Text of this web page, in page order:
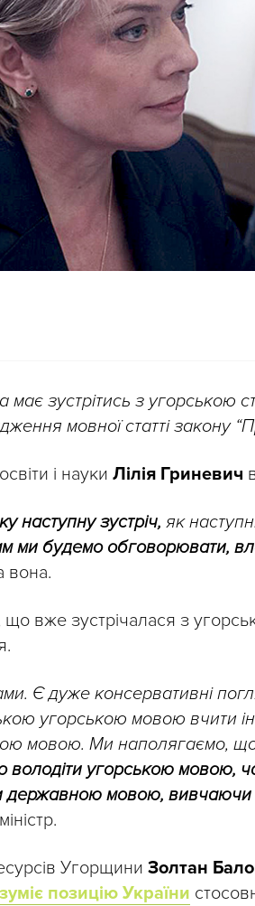
зустрітись з угорською
мовної статті закону
і науки Лілія Гриневич
наступну зустріч, як
ми будемо обговорювати,
вона.
що вже зустрічалася з
Є дуже консервативні
угорською мовою вчити
мовою. Ми наполягаємо,
володіти угорською мовою,
державною мовою, вивчаючи
Угорщини Золтан
позицію України